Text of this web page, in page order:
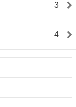
3
4